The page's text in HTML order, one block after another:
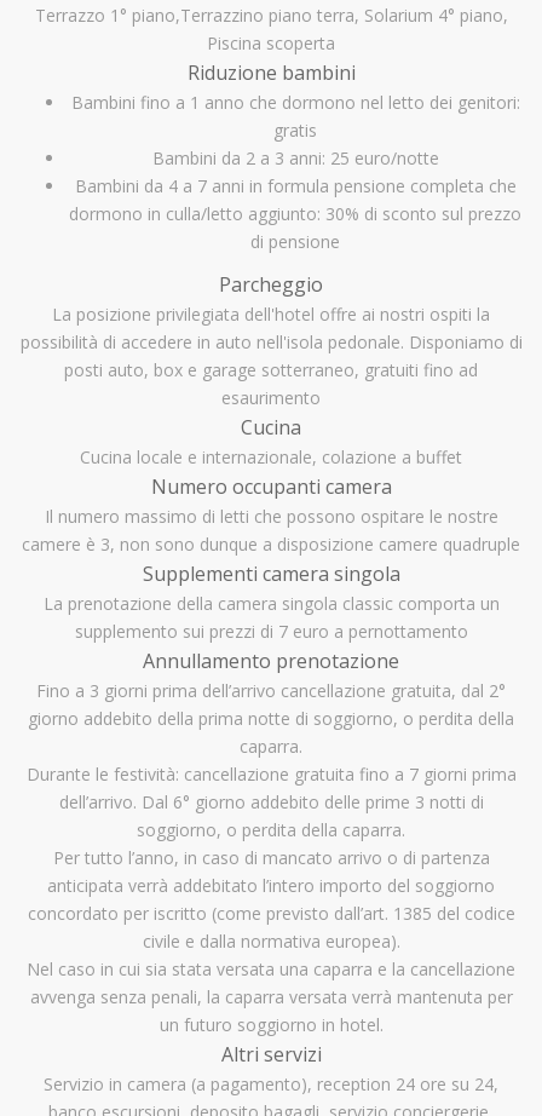
Terrazzo 1° piano,Terrazzino piano terra, Solarium 4° piano,
Piscina scoperta
Riduzione bambini
Bambini fino a 1 anno che dormono nel letto dei genitori:
gratis
Bambini da 2 a 3 anni: 25 euro/notte
Bambini da 4 a 7 anni in formula pensione completa che
dormono in culla/letto aggiunto: 30% di sconto sul prezzo
di pensione
Parcheggio
La posizione privilegiata dell'hotel offre ai nostri ospiti la
possibilità di accedere in auto nell'isola pedonale. Disponiamo di
posti auto, box e garage sotterraneo, gratuiti fino ad
esaurimento
Cucina
Cucina locale e internazionale, colazione a buffet
Numero occupanti camera
Il numero massimo di letti che possono ospitare le nostre
camere è 3, non sono dunque a disposizione camere quadruple
Supplementi camera singola
La prenotazione della camera singola classic comporta un
supplemento sui prezzi di 7 euro a pernottamento
Annullamento prenotazione
Fino a 3 giorni prima dell’arrivo cancellazione gratuita, dal 2°
giorno addebito della prima notte di soggiorno, o perdita della
caparra.
Durante le festività: cancellazione gratuita fino a 7 giorni prima
dell’arrivo. Dal 6° giorno addebito delle prime 3 notti di
soggiorno, o perdita della caparra.
Per tutto l’anno, in caso di mancato arrivo o di partenza
anticipata verrà addebitato l’intero importo del soggiorno
concordato per iscritto (come previsto dall’art. 1385 del codice
civile e dalla normativa europea).
Nel caso in cui sia stata versata una caparra e la cancellazione
avvenga senza penali, la caparra versata verrà mantenuta per
un futuro soggiorno in hotel.
Altri servizi
Servizio in camera (a pagamento), reception 24 ore su 24,